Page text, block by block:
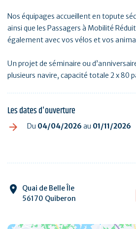
Nos équipages accueillent en topute
ainsi que les Passagers à Mobilité
également avec vos vélos et vos
Un projet de séminaire ou
plusieurs navire, capacité totale 2 x 80
Les dates d'ouverture
Du 04/04/2026 au 01/11/2026
Quai de Belle Île
56170 Quiberon